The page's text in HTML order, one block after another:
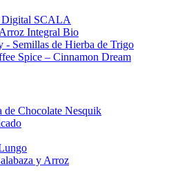
Digital SCALA
Integral Bio
- Semillas de Hierba de Trigo
Spice – Cinnamon Dream
de Chocolate Nesquik
y Arroz